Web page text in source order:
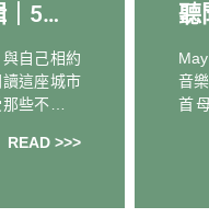
5種
牌串
自己相約
這座城市
些不期而
READ >>>
聽
音
首